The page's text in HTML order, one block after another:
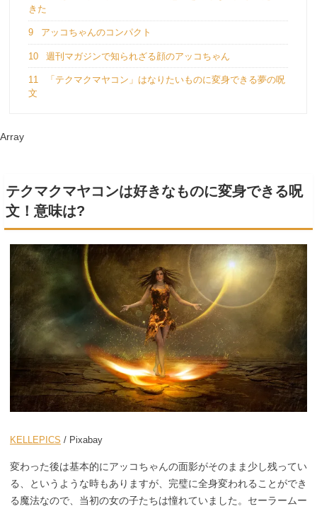
きた
9 アッコちゃんのコンパクト
10 週刊マガジンで知られざる顔のアッコちゃん
11
「テクマクマヤコン」はなりたいものに変身できる夢の呪
文
Array
テクマクマヤコンは好きなものに変身できる呪
文！意味は?
KELLEPICS / Pixabay
変わった後は基本的にアッコちゃんの面影がそのまま少し残ってい
る、というような時もありますが、完璧に全身変われることができ
る魔法なので、当初の女の子たちは憧れていました。セーラームー